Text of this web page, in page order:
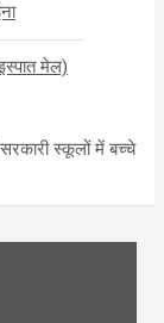
मेल)
स्कूलों में बच्चे